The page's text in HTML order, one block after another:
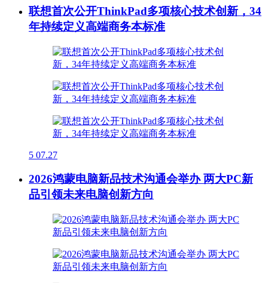
联想首次公开ThinkPad多项核心技术创新，34
年持续定义高端商务本标准
5 07.27
2026鸿蒙电脑新品技术沟通会举办 两大PC新
品引领未来电脑创新方向